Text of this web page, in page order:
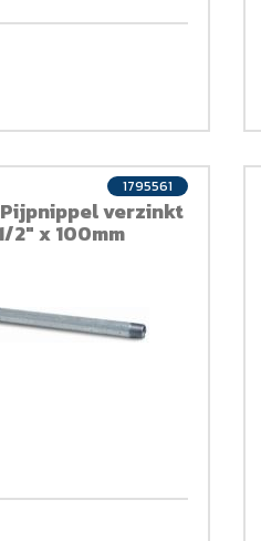
Pijpnippel verzinkt
2" x 100mm
1795561